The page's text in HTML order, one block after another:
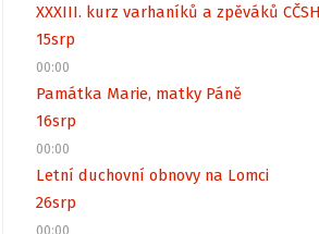
XXXIII. kurz varhaníků a zpěváků CČSH
15srp
00:00
Památka Marie, matky Páně
16srp
00:00
Letní duchovní obnovy na Lomci
26srp
00:00